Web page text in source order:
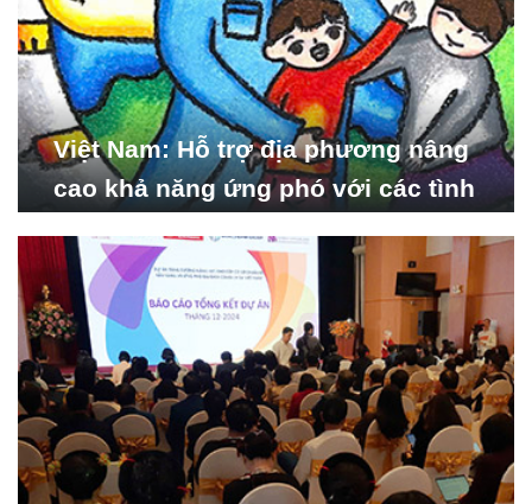
Việt Nam: Hỗ trợ địa phương nâng
cao khả năng ứng phó với các tình